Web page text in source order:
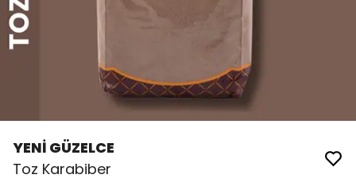
YENİ GÜZELCE
Toz Karabiber